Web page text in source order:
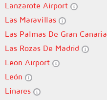
Lanzarote Airport
Las Maravillas
Las Palmas De Gran Canaria
Las Rozas De Madrid
Leon Airport
León
Linares